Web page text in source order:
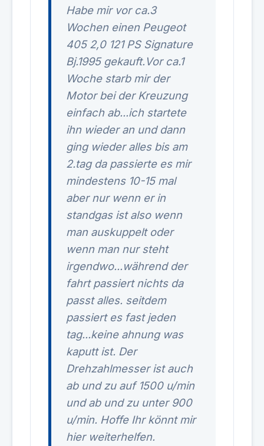
Habe mir vor ca.3
Wochen einen Peugeot
405 2,0 121 PS Signature
Bj.1995 gekauft.Vor ca.1
Woche starb mir der
Motor bei der Kreuzung
einfach ab...ich startete
ihn wieder an und dann
ging wieder alles bis am
2.tag da passierte es mir
mindestens 10-15 mal
aber nur wenn er in
standgas ist also wenn
man auskuppelt oder
wenn man nur steht
irgendwo...während der
fahrt passiert nichts da
passt alles. seitdem
passiert es fast jeden
tag...keine ahnung was
kaputt ist. Der
Drehzahlmesser ist auch
ab und zu auf 1500 u/min
und ab und zu unter 900
u/min. Hoffe Ihr könnt mir
hier weiterhelfen.